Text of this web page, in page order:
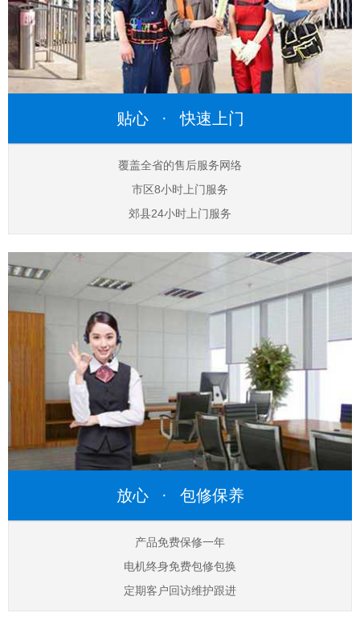
贴心 · 快速上门
覆盖全省的售后服务网络
市区8小时上门服务
郊县24小时上门服务
放心 · 包修保养
产品免费保修一年
电机终身免费包修包换
定期客户回访维护跟进